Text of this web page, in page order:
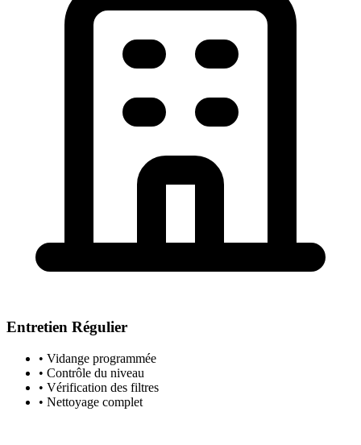
Entretien Régulier
• Vidange programmée
• Contrôle du niveau
• Vérification des filtres
• Nettoyage complet